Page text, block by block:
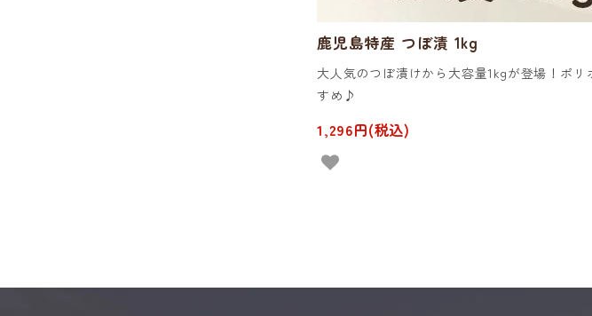
鹿児島特産 つぼ漬 1kg
大人気のつぼ漬けから大容量1kgが登場！ポ
すめ♪
1,296円(税込)